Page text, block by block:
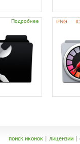
Подробнее PNG
поиск иконок| лицензии|